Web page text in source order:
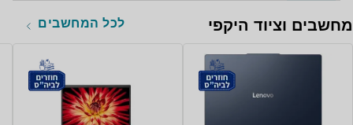
מחשבים וציוד היקפי לכל המחשבים